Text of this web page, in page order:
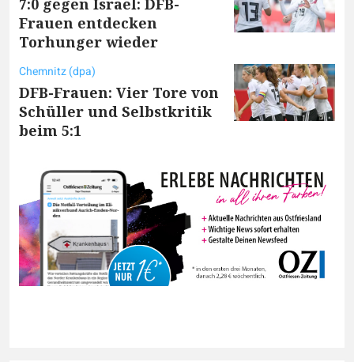
Frauen entdecken
Torhunger wieder
Chemnitz (dpa)
DFB-Frauen: Vier Tore von
Schüller und Selbstkritik
beim 5:1